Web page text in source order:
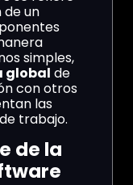
un
simples,
global de
con otros
las
trabajo.
de la